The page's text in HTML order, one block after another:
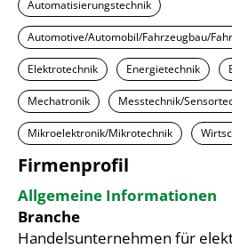
Automatisierungstechnik
Automotive/Automobil/Fahrzeugbau/
Elektrotechnik Energietechnik
Mechatronik Messtechnik/
Mikroelektronik/Mikrotechnik
Firmenprofil
Allgemeine Informationen
Branche
Handelsunternehmen für